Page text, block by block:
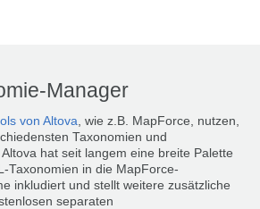
Manager
von Altova , wie z.B. MapForce, nutzen,
Taxonomien und
hat seit langem eine breite Palette
Taxonomien in die MapForce-
inkludiert und stellt weitere zusätzliche
separaten